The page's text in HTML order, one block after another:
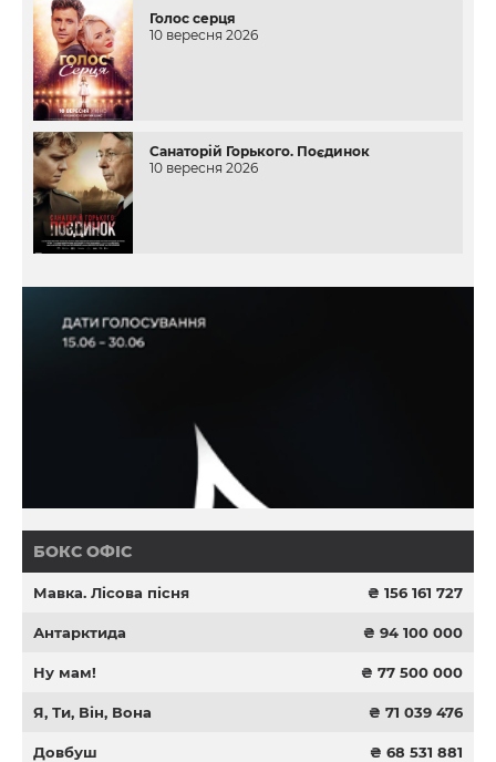
Голос серця
10 вересня 2026
Санаторій Горького. Поєдинок
10 вересня 2026
БОКС ОФІС
Мавка. Лісова пісня ₴ 156 161 727
Антарктида ₴ 94 100 000
Ну мам! ₴ 77 500 000
Я, Ти, Він, Вона ₴ 71 039 476
Довбуш ₴ 68 531 881